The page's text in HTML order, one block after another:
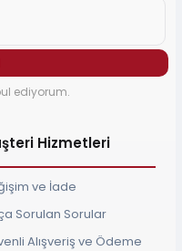
ediyorum.
Hizmetleri
ve İade
Sorulan Sorular
Alışveriş ve Ödeme